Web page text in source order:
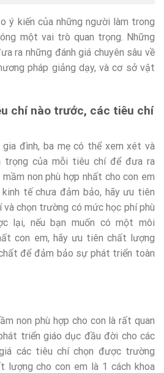
ý kiến của những người làm trong
một vai trò quan trọng. Những
ra những đánh giá chuyên sâu về
pháp giảng dạy, và cơ sở vật
chí nào trước, các tiêu chí
đình, ba mẹ có thể xem xét và
trọng của mỗi tiêu chí để đưa ra
non phù hợp nhất cho con em
kinh tế chưa đảm bảo, hãy ưu tiên
và chọn trường có mức học phí phù
lại, nếu bạn muốn có một môi
con em, hãy ưu tiên chất lượng
để đảm bảo sự phát triển toàn
non phù hợp cho con là rất quan
triển giáo dục đầu đời cho các
các tiêu chí chọn được trường
lượng cho con em là 1 cách khoa